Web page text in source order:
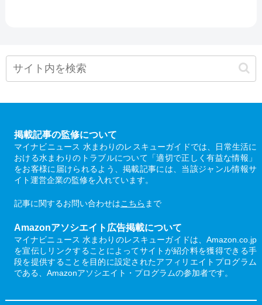
掲載記事の監修について
マイナビニュース 水まわりのレスキューガイドでは、日常生活に
おける水まわりのトラブルについて「適切で正しく有益な情報」
をお客様に届けられるよう、掲載記事には、当該ジャンル情報サ
イト運営企業の監修を入れています。
記事に関するお問い合わせはこちら まで
Amazonアソシエイト広告掲載について
マイナビニュース 水まわりのレスキューガイドは、Amazon.co.jp
を宣伝しリンクすることによってサイトが紹介料を獲得できる手
段を提供することを目的に設定されたアフィリエイトプログラム
である、Amazonアソシエイト・プログラムの参加者です。